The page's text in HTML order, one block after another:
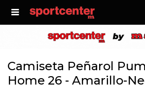

Camiseta Peñarol
Home 26 - Amarillo-